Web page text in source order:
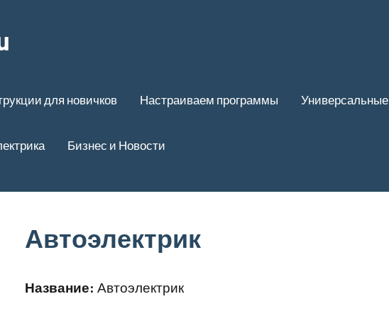
для новичков Настраиваем программы
Бизнес и Новости
Автоэлектрик
Название: Автоэлектрик